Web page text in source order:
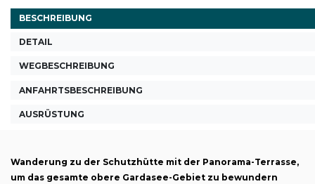
BESCHREIBUNG
DETAIL
WEGBESCHREIBUNG
ANFAHRTSBESCHREIBUNG
AUSRÜSTUNG
Wanderung zu der Schutzhütte mit der Panorama-Terrasse,
um das gesamte obere Gardasee-Gebiet zu bewundern